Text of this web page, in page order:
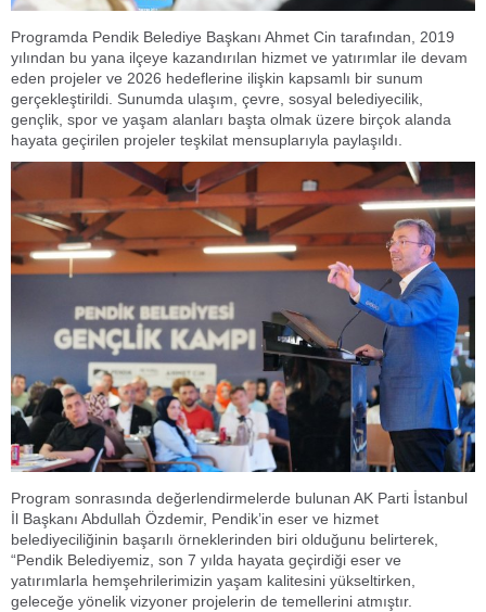
Programda Pendik Belediye Başkanı Ahmet Cin tarafından, 2019
yılından bu yana ilçeye kazandırılan hizmet ve yatırımlar ile devam
eden projeler ve 2026 hedeflerine ilişkin kapsamlı bir sunum
gerçekleştirildi. Sunumda ulaşım, çevre, sosyal belediyecilik,
gençlik, spor ve yaşam alanları başta olmak üzere birçok alanda
hayata geçirilen projeler teşkilat mensuplarıyla paylaşıldı.
Program sonrasında değerlendirmelerde bulunan AK Parti İstanbul
İl Başkanı Abdullah Özdemir, Pendik’in eser ve hizmet
belediyeciliğinin başarılı örneklerinden biri olduğunu belirterek,
“Pendik Belediyemiz, son 7 yılda hayata geçirdiği eser ve
yatırımlarla hemşehrilerimizin yaşam kalitesini yükseltirken,
geleceğe yönelik vizyoner projelerin de temellerini atmıştır.